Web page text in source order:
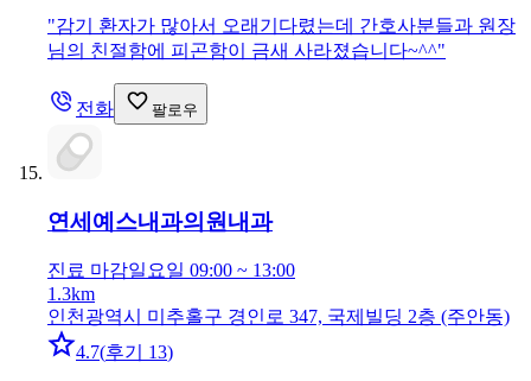
"감기 환자가 많아서 오래기다렸는데 간호사분들과 원장
님의 친절함에 피곤함이 금새 사라졌습니다~^^"
전화 팔로우
연세예스내과의원 내과
진료 마감일요일 09:00 ~ 13:00
1.3km
인천광역시 미추홀구 경인로 347, 국제빌딩 2층 (주안동)
4.7(후기 13)